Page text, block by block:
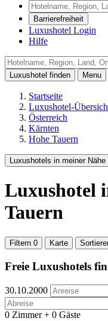
Barrierefreiheit
Luxushotel Login
Hilfe
Luxushotel finden
Menu
Startseite
Luxushotel-
Österreich
Kärnten
Hohe Tauern
Luxushotels in meiner Nähe
Luxushotel
Tauern
Filtern 0 Karte
Freie Luxushotels
30.10.2000
0 Zimmer + 0 Gäste